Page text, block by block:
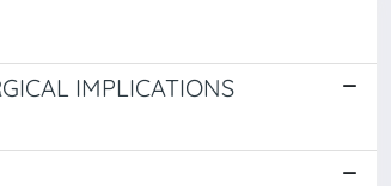
IMPLICATIONS